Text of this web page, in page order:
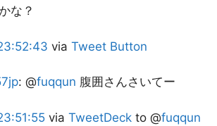
な？
via Tweet Button
: @fuqqun 腹囲さんさいてー
via TweetDeck to @fuqqun